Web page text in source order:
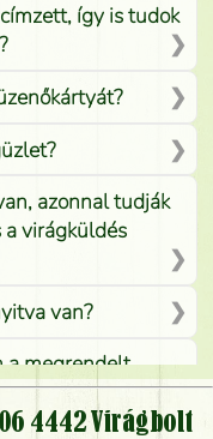
így is tudok
azonnal tudják
virágküldés
van?
a megrendelt
kiszállítással
4442 Virágbolt